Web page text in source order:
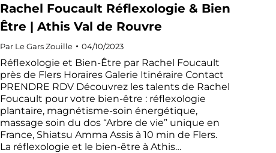
Rachel Foucault Réflexologie & Bien
Être | Athis Val de Rouvre
Par Le Gars Zouille 04/10/2023
Réflexologie et Bien-Être par Rachel Foucault
près de Flers Horaires Galerie Itinéraire Contact
PRENDRE RDV Découvrez les talents de Rachel
Foucault pour votre bien-être : réflexologie
plantaire, magnétisme-soin énergétique,
massage soin du dos “Arbre de vie” unique en
France, Shiatsu Amma Assis à 10 min de Flers.
La réflexologie et le bien-être à Athis…